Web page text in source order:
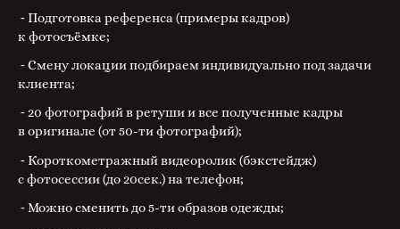
⁃ Подготовка референса (примеры кадров)
к фотосъёмке;
⁃ Смену локации подбираем индивидуально под задачи
клиента;
⁃ 20 фотографий в ретуши и все полученные кадры
в оригинале (от 50-ти фотографий);
⁃ Короткометражный видеоролик (бэкстейдж)
с фотосессии (до 20сек.) на телефон;
⁃ Можно сменить до 5-ти образов одежды;